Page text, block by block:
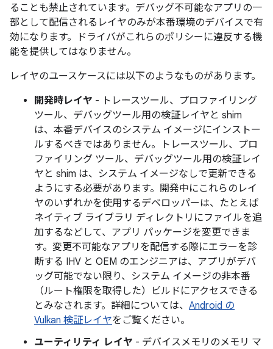
ることも禁止されています。デバッグ不可能なアプリの一
部として配信されるレイヤのみが本番環境のデバイスで有
効になります。ドライバがこれらのポリシーに違反する機
能を提供してはなりません。
レイヤのユースケースには以下のようなものがあります。
開発時レイヤ - トレースツール、プロファイリング
ツール、デバッグツール用の検証レイヤと shim
は、本番デバイスのシステム イメージにインストー
ルするべきではありません。トレースツール、プロ
ファイリング ツール、デバッグツール用の検証レイ
ヤと shim は、システム イメージなしで更新できる
ようにする必要があります。開発中にこれらのレイ
ヤのいずれかを使用するデベロッパーは、たとえば
ネイティブ ライブラリ ディレクトリにファイルを追
加するなどして、アプリ パッケージを変更できま
す。変更不可能なアプリを配信する際にエラーを診
断する IHV と OEM のエンジニアは、アプリがデバ
ッグ可能でない限り、システム イメージの非本番
（ルート権限を取得した）ビルドにアクセスできる
とみなされます。詳細については、 Android の
Vulkan 検証レイヤをご覧ください。
ユーティリティ レイヤ - デバイスメモリのメモリ マ